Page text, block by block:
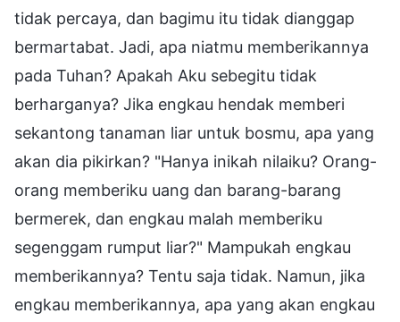
tidak percaya, dan bagimu itu tidak dianggap
bermartabat. Jadi, apa niatmu memberikannya
pada Tuhan? Apakah Aku sebegitu tidak
berharganya? Jika engkau hendak memberi
sekantong tanaman liar untuk bosmu, apa yang
akan dia pikirkan? "Hanya inikah nilaiku? Orang-
orang memberiku uang dan barang-barang
bermerek, dan engkau malah memberiku
segenggam rumput liar?" Mampukah engkau
memberikannya? Tentu saja tidak. Namun, jika
engkau memberikannya, apa yang akan engkau